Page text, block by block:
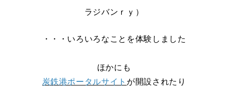
ラジバンｒｙ）
・・・いろいろなことを体験しました
ほかにも
炭鉄港ポータルサイト が開設されたり